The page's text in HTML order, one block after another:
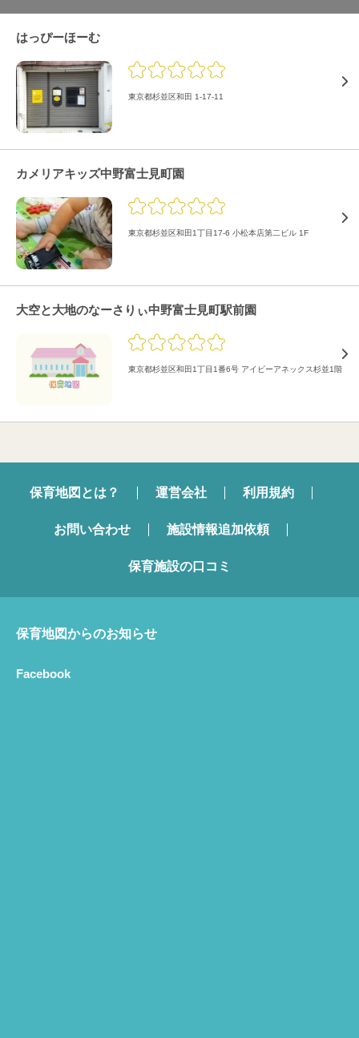
はっぴーほーむ
東京都杉並区和田 1-17-11
カメリアキッズ中野富士見町園
東京都杉並区和田1丁目17-6 小松本店第二ビル 1F
大空と大地のなーさりぃ中野富士見町駅前園
東京都杉並区和田1丁目1番6号 アイビーアネックス杉並1階
保育地図とは？ 運営会社 利用規約
お問い合わせ 施設情報追加依頼
保育施設の口コミ
保育地図からのお知らせ
Facebook